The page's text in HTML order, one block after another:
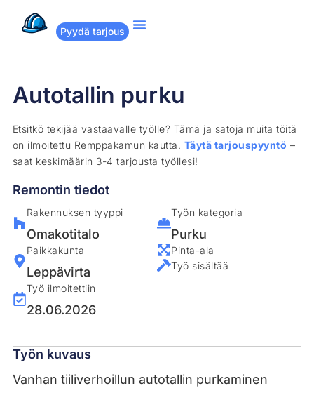
Pyydä tarjous
Autotallin purku
Etsitkö tekijää vastaavalle työlle? Tämä ja satoja muita töitä
on ilmoitettu Remppakamun kautta. Täytä tarjouspyyntö –
saat keskimäärin 3-4 tarjousta työllesi!
Remontin tiedot
Rakennuksen tyyppi
Omakotitalo
Paikkakunta
Leppävirta
Työ ilmoitettiin
28.06.2026
Työn kategoria
Purku
Pinta-ala
Työ sisältää
Työn kuvaus
Vanhan tiiliverhoillun autotallin purkaminen